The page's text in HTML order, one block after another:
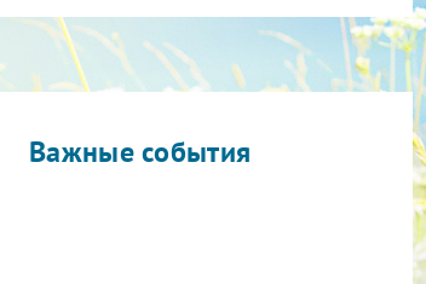
Важные события